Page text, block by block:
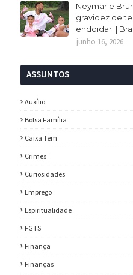
Neymar e
gravidez de
endoidar' |
junho 16, 2026
ASSUNTOS
Auxílio
Bolsa Família
Caixa Tem
Crimes
Curiosidades
Emprego
Espiritualidade
FGTS
Finança
Finanças